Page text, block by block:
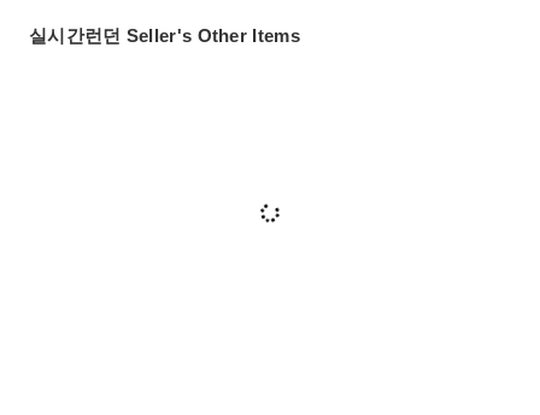
실시간런던 Seller's Other Items